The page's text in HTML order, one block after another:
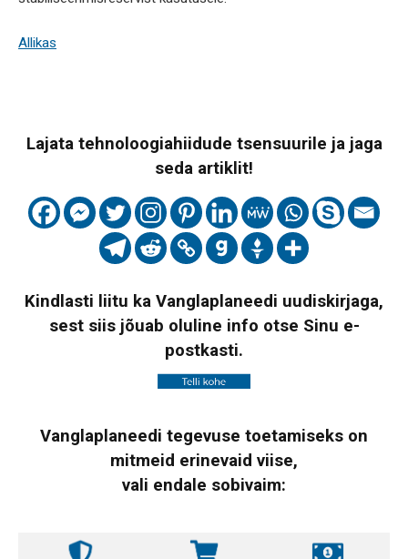
Allikas
Lajata tehnoloogiahiidude tsensuurile ja jaga
seda artiklit!
Kindlasti liitu ka Vanglaplaneedi uudiskirjaga,
sest siis jõuab oluline info otse Sinu e-
postkasti.
Vanglaplaneedi tegevuse toetamiseks on
mitmeid erinevaid viise,
vali endale sobivaim: